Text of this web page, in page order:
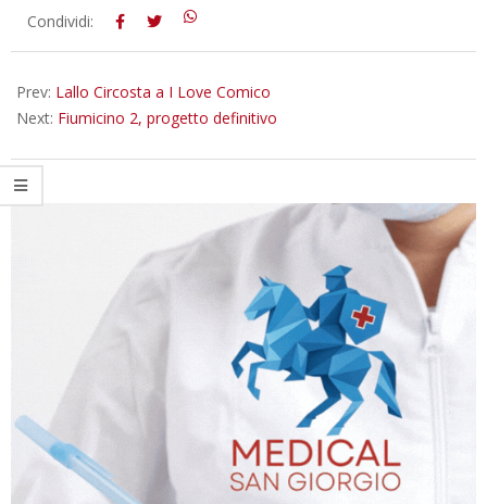
2012-
Condividi:
Prev: Lallo Circosta a I Love Comico
Next: Fiumicino 2, progetto definitivo